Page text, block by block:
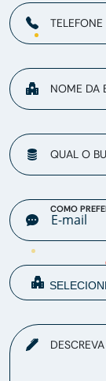
TELEFONE
NOME DA
QUAL O
COMO